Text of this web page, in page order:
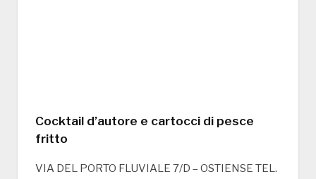
Cocktail d’autore e cartocci di pesce
fritto
VIA DEL PORTO FLUVIALE 7/D – OSTIENSE TEL.